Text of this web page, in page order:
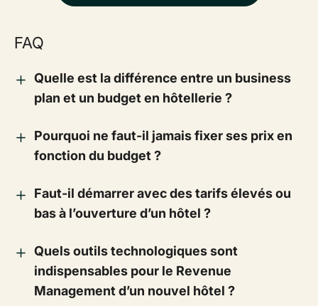
FAQ
Quelle est la différence entre un business
plan et un budget en hôtellerie ?
Pourquoi ne faut-il jamais fixer ses prix en
fonction du budget ?
Faut-il démarrer avec des tarifs élevés ou
bas à l’ouverture d’un hôtel ?
Quels outils technologiques sont
indispensables pour le Revenue
Management d’un nouvel hôtel ?